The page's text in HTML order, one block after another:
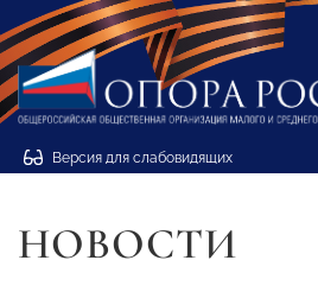
Версия для слабовидящих
НОВОСТИ